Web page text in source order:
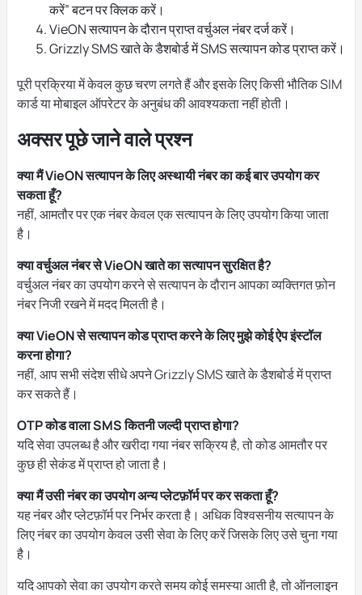
करें” बटन पर क्लिक करें।
VieON सत्यापन के दौरान प्राप्त वर्चुअल नंबर दर्ज करें।
Grizzly SMS खाते के डैशबोर्ड में SMS सत्यापन कोड प्राप्त करें।
पूरी प्रक्रिया में केवल कुछ चरण लगते हैं और इसके लिए किसी भौतिक SIM
कार्ड या मोबाइल ऑपरेटर के अनुबंध की आवश्यकता नहीं होती।
अक्सर पूछे जाने वाले प्रश्न
क्या मैं VieON सत्यापन के लिए अस्थायी नंबर का कई बार उपयोग कर
सकता हूँ?
नहीं, आमतौर पर एक नंबर केवल एक सत्यापन के लिए उपयोग किया जाता
है।
क्या वर्चुअल नंबर से VieON खाते का सत्यापन सुरक्षित है?
वर्चुअल नंबर का उपयोग करने से सत्यापन के दौरान आपका व्यक्तिगत फ़ोन
नंबर निजी रखने में मदद मिलती है।
क्या VieON से सत्यापन कोड प्राप्त करने के लिए मुझे कोई ऐप इंस्टॉल
करना होगा?
नहीं, आप सभी संदेश सीधे अपने Grizzly SMS खाते के डैशबोर्ड में प्राप्त
कर सकते हैं।
OTP कोड वाला SMS कितनी जल्दी प्राप्त होगा?
यदि सेवा उपलब्ध है और खरीदा गया नंबर सक्रिय है, तो कोड आमतौर पर
कुछ ही सेकंड में प्राप्त हो जाता है।
क्या मैं उसी नंबर का उपयोग अन्य प्लेटफ़ॉर्म पर कर सकता हूँ?
यह नंबर और प्लेटफ़ॉर्म पर निर्भर करता है। अधिक विश्वसनीय सत्यापन के
लिए नंबर का उपयोग केवल उसी सेवा के लिए करें जिसके लिए उसे चुना गया
है।
यदि आपको सेवा का उपयोग करते समय कोई समस्या आती है, तो ऑनलाइन